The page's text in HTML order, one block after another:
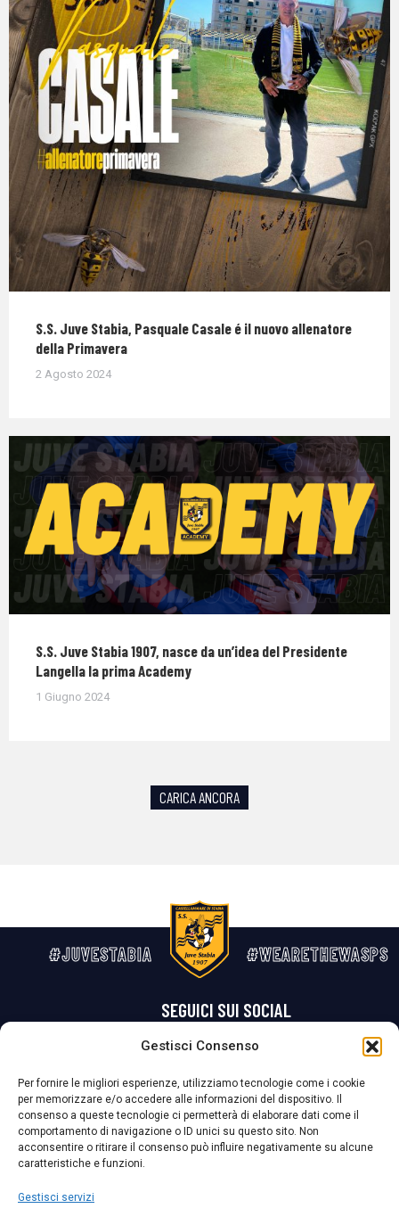
Gestisci Consenso
Per fornire le migliori esperienze, utilizziamo tecnologie come i cookie
per memorizzare e/o accedere alle informazioni del dispositivo. Il
consenso a queste tecnologie ci permetterà di elaborare dati come il
comportamento di navigazione o ID unici su questo sito. Non
acconsentire o ritirare il consenso può influire negativamente su alcune
caratteristiche e funzioni.
Gestisci servizi
S.S. Juve Stabia, Pasquale Casale é il nuovo allenatore
della Primavera
2 Agosto 2024
S.S. Juve Stabia 1907, nasce da un’idea del Presidente
Langella la prima Academy
1 Giugno 2024
CARICA ANCORA
#JUVESTABIA #WEARETHEWASPS
SEGUICI SUI SOCIAL
La Società ha nominato il Responsabile della Protezione dei Dati Personali (DPO), figura specializzata che vigila sulle modalità adottate dalla
nostra Società per tutelare i Suoi dati personali.